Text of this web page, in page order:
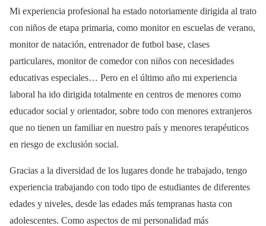
Mi experiencia profesional ha estado notoriamente dirigida al trato
con niños de etapa primaria, como monitor en escuelas de verano,
monitor de natación, entrenador de futbol base, clases
particulares, monitor de comedor con niños con necesidades
educativas especiales… Pero en el último año mi experiencia
laboral ha ido dirigida totalmente en centros de menores como
educador social y orientador, sobre todo con menores extranjeros
que no tienen un familiar en nuestro país y menores terapéuticos
en riesgo de exclusión social.
Gracias a la diversidad de los lugares donde he trabajado, tengo
experiencia trabajando con todo tipo de estudiantes de diferentes
edades y niveles, desde las edades más tempranas hasta con
adolescentes. Como aspectos de mi personalidad más